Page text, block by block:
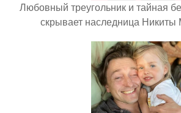
Любовный треугольник и тайная
скрывает наследница Никиты